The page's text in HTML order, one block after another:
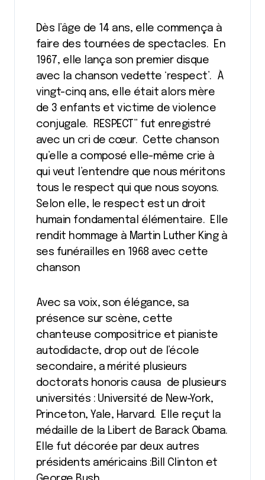
Dès l’âge de 14 ans, elle commença à
faire des tournées de spectacles. En
1967, elle lança son premier disque
avec la chanson vedette ‘respect’. À
vingt-cinq ans, elle était alors mère
de 3 enfants et victime de violence
conjugale. RESPECT’’ fut enregistré
avec un cri de cœur. Cette chanson
qu’elle a composé elle-même crie à
qui veut l’entendre que nous méritons
tous le respect qui que nous soyons.
Selon elle, le respect est un droit
humain fondamental élémentaire. Elle
rendit hommage à Martin Luther King à
ses funérailles en 1968 avec cette
chanson
Avec sa voix, son élégance, sa
présence sur scène, cette
chanteuse compositrice et pianiste
autodidacte, drop out de l’école
secondaire, a mérité plusieurs
doctorats honoris causa de plusieurs
universités : Université de New-York,
Princeton, Yale, Harvard. Elle reçut la
médaille de la Libert de Barack Obama.
Elle fut décorée par deux autres
présidents américains :Bill Clinton et